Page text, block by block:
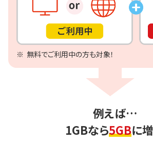
無料でご利用中の方も対象！
例えば…
1GBなら5GBに